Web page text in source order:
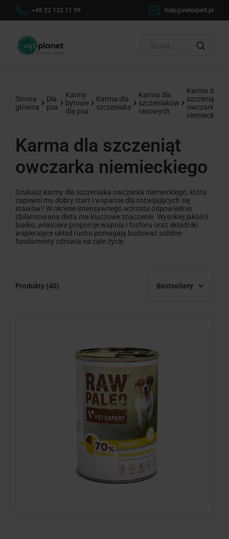
22 122 11 99 help@vetexpert.plDostawa od 0 zł
Strona
główna
Dla
psa
Karmy
bytowe
dla psa
Karma dla
szczeniaka
Karma dla
szczeniaków
rasowych
Karma dla
szczeniąt
owczarka
niemieckiego
Karma dla szczeniąt
owczarka niemieckiego
Szukasz karmy dla szczeniaka owczarka niemieckiego, która
zapewni mu dobry start i wsparcie dla rozwijających się
stawów? W okresie intensywnego wzrostu odpowiednio
zbilansowana dieta ma kluczowe znaczenie. Wysokiej jakości
białko, właściwe proporcje wapnia i fosforu oraz składniki
wspierające układ ruchu pomagają budować solidne
fundamenty zdrowia na całe życie.
Produkty (40) Bestsellery